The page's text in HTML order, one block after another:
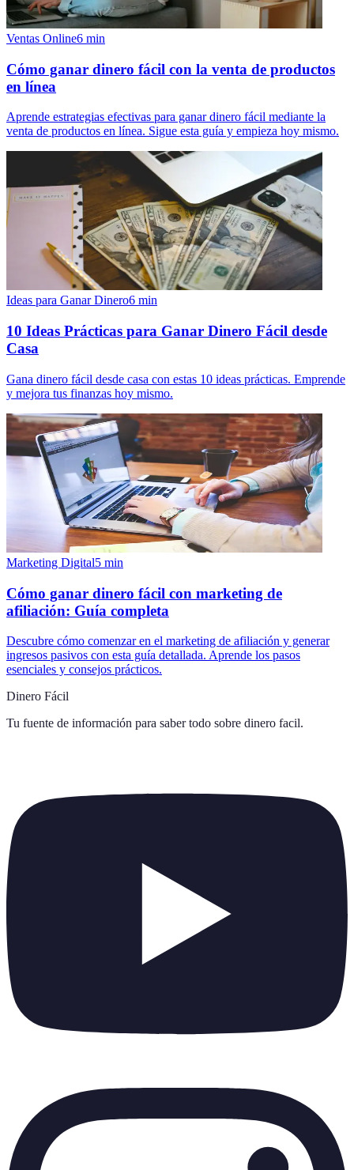
Ventas Online6 min
Cómo ganar dinero fácil con la venta de productos
en línea
Aprende estrategias efectivas para ganar dinero fácil mediante la
venta de productos en línea. Sigue esta guía y empieza hoy mismo.
Ideas para Ganar Dinero6 min
10 Ideas Prácticas para Ganar Dinero Fácil desde
Casa
Gana dinero fácil desde casa con estas 10 ideas prácticas. Emprende
y mejora tus finanzas hoy mismo.
Marketing Digital5 min
Cómo ganar dinero fácil con marketing de
afiliación: Guía completa
Descubre cómo comenzar en el marketing de afiliación y generar
ingresos pasivos con esta guía detallada. Aprende los pasos
esenciales y consejos prácticos.
Dinero Fácil
Tu fuente de información para saber todo sobre dinero facil.